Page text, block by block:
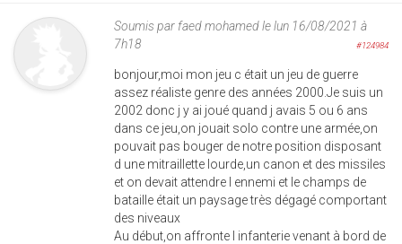
Soumis par faed mohamedle lun 16/08/2021 à
7h18
#124984
bonjour,moi mon jeu c était un jeu de guerre
assez réaliste genre des années 2000.Je suis un
2002 donc j y ai joué quand j avais 5 ou 6 ans
dans ce jeu,on jouait solo contre une armée,on
pouvait pas bouger de notre position disposant
d une mitraillette lourde,un canon et des missiles
et on devait attendre l ennemi et le champs de
bataille était un paysage très dégagé comportant
des niveaux
Au début,on affronte l infanterie venant à bord de